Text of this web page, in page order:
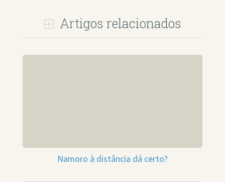
Artigos relacionados
Namoro à distância dá certo?